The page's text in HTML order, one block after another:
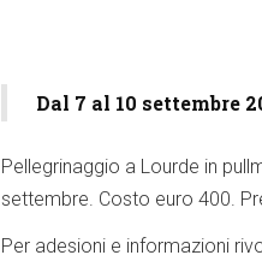
Dal 7 al 10 settembre
Pellegrinaggio a Lourde in
settembre. Costo euro 400.
Per adesioni e informazioni